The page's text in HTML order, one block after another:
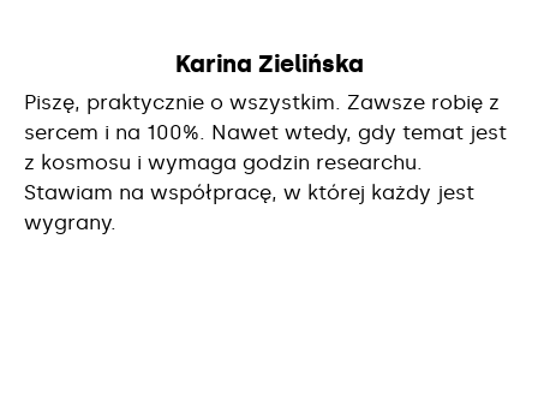
Karina Zielińska
Piszę, praktycznie o wszystkim. Zawsze robię z
sercem i na 100%. Nawet wtedy, gdy temat jest
z kosmosu i wymaga godzin researchu.
Stawiam na współpracę, w której każdy jest
wygrany.